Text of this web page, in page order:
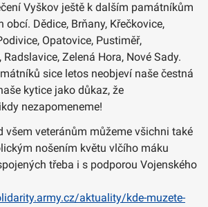
Vyškov ještě k dalším památníkům
Dědice, Brňany, Křečkovice,
Opatovice, Pustiměř,
Zelená Hora, Nové Sady.
sice letos neobjeví naše čestná
kytice jako důkaz, že
nezapomeneme!
všem veteránům můžeme všichni také
nošením květu vlčího máku
třeba i s podporou Vojenského
aktuality/kde-muzete-